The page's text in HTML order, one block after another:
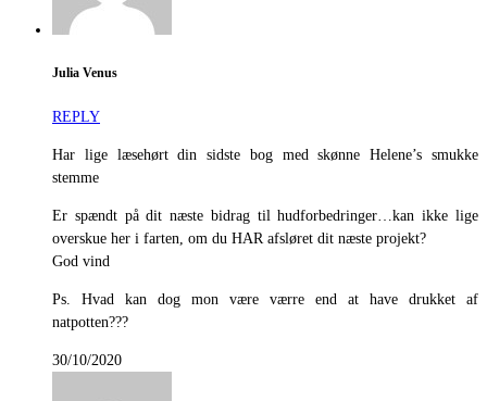
Julia Venus
REPLY
Har lige læsehørt din sidste bog med skønne Helene’s smukke
stemme
Er spændt på dit næste bidrag til hudforbedringer…kan ikke lige
overskue her i farten, om du HAR afsløret dit næste projekt?
God vind
Ps. Hvad kan dog mon være værre end at have drukket af
natpotten???
30/10/2020